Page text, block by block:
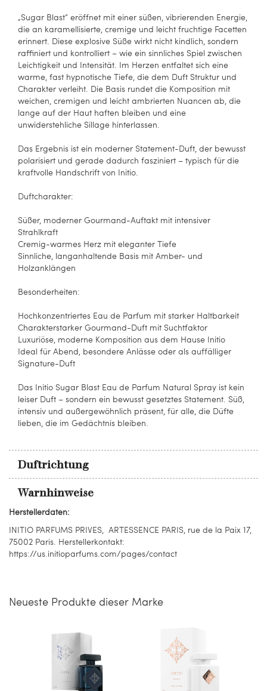
„Sugar Blast“ eröffnet mit einer süßen, vibrierenden Energie,
die an karamellisierte, cremige und leicht fruchtige Facetten
erinnert. Diese explosive Süße wirkt nicht kindlich, sondern
raffiniert und kontrolliert – wie ein sinnliches Spiel zwischen
Leichtigkeit und Intensität. Im Herzen entfaltet sich eine
warme, fast hypnotische Tiefe, die dem Duft Struktur und
Charakter verleiht. Die Basis rundet die Komposition mit
weichen, cremigen und leicht ambrierten Nuancen ab, die
lange auf der Haut haften bleiben und eine
unwiderstehliche Sillage hinterlassen.
Das Ergebnis ist ein moderner Statement-Duft, der bewusst
polarisiert und gerade dadurch fasziniert – typisch für die
kraftvolle Handschrift von Initio.
Duftcharakter:
Süßer, moderner Gourmand-Auftakt mit intensiver
Strahlkraft
Cremig-warmes Herz mit eleganter Tiefe
Sinnliche, langanhaltende Basis mit Amber- und
Holzanklängen
Besonderheiten:
Hochkonzentriertes Eau de Parfum mit starker Haltbarkeit
Charakterstarker Gourmand-Duft mit Suchtfaktor
Luxuriöse, moderne Komposition aus dem Hause Initio
Ideal für Abend, besondere Anlässe oder als auffälliger
Signature-Duft
Das Initio Sugar Blast Eau de Parfum Natural Spray ist kein
leiser Duft – sondern ein bewusst gesetztes Statement. Süß,
intensiv und außergewöhnlich präsent, für alle, die Düfte
lieben, die im Gedächtnis bleiben.
Duftrichtung
Warnhinweise
Herstellerdaten:
INITIO PARFUMS PRIVES, ARTESSENCE PARIS, rue de la Paix 17,
75002 Paris. Herstellerkontakt:
https://us.initioparfums.com/pages/contact
Neueste Produkte dieser Marke